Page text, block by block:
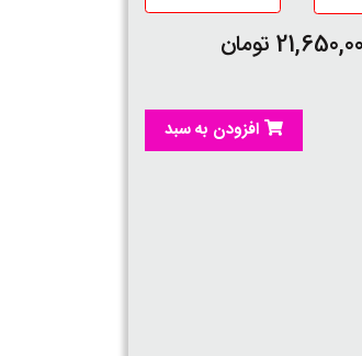
تومان
افزودن به سبد